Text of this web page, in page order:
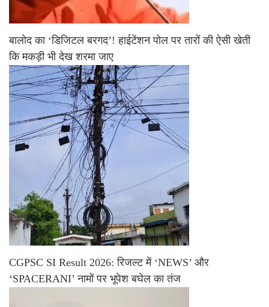
बालोद का ‘डिजिटल बरगद’! हाईटेंशन पोल पर तारों की ऐसी खेती
कि मकड़ी भी देख शरमा जाए
CGPSC SI Result 2026: रिजल्ट में ‘NEWS’ और
‘SPACERANI’ नामों पर भूपेश बघेल का तंज